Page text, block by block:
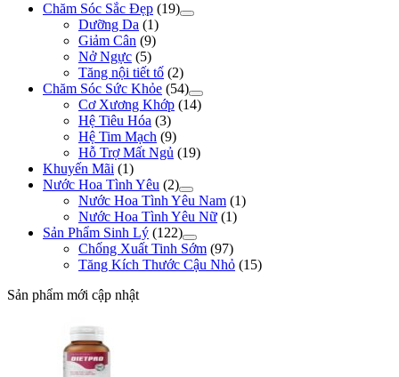
Chăm Sóc Sắc Đẹp (19)
Dưỡng Da (1)
Giảm Cân (9)
Nở Ngực (5)
Tăng nội tiết tố (2)
Chăm Sóc Sức Khỏe (54)
Cơ Xương Khớp (14)
Hệ Tiêu Hóa (3)
Hệ Tim Mạch (9)
Hỗ Trợ Mất Ngủ (19)
Khuyến Mãi (1)
Nước Hoa Tình Yêu (2)
Nước Hoa Tình Yêu Nam (1)
Nước Hoa Tình Yêu Nữ (1)
Sản Phẩm Sinh Lý (122)
Chống Xuất Tinh Sớm (97)
Tăng Kích Thước Cậu Nhỏ (15)
Sản phẩm mới cập nhật